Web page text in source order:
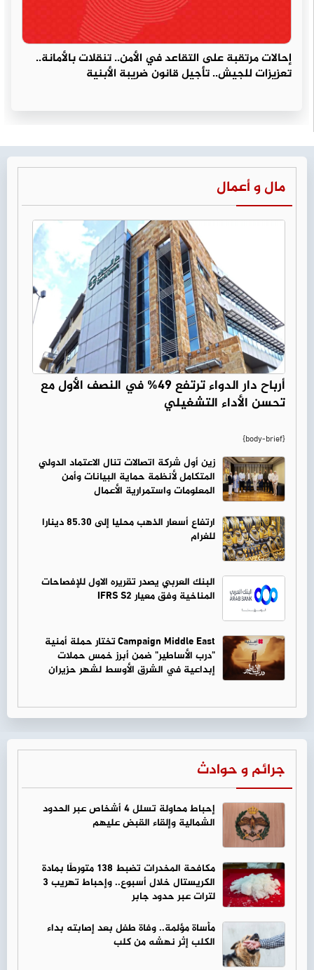
إحالات مرتقبة على التقاعد في الأمن.. تنقلات بالأمانة..
تعزيزات للجيش.. تأجيل قانون ضريبة الأبنية
مال و أعمال
أرباح دار الدواء ترتفع 49% في النصف الأول مع
تحسن الأداء التشغيلي
{body-brief}
زين أول شركة اتصالات تنال الاعتماد الدولي
المتكامل لأنظمة حماية البيانات وأمن
المعلومات واستمرارية الأعمال
ارتفاع أسعار الذهب محليا إلى 85.30 دينارا
للغرام
البنك العربي يصدر تقريره الاول للإفصاحات
المناخية وفق معيار IFRS S2
Campaign Middle East تختار حملة أمنية
"درب الأساطير" ضمن أبرز خمس حملات
إبداعية في الشرق الأوسط لشهر حزيران
جرائم و حوادث
إحباط محاولة تسلل 4 أشخاص عبر الحدود
الشمالية وإلقاء القبض عليهم
مكافحة المخدرات تضبط 138 متورطًا بمادة
الكريستال خلال أسبوع.. وإحباط تهريب 3
لترات عبر حدود جابر
مأساة مؤلمة.. وفاة طفل بعد إصابته بداء
الكلب إثر نهشه من كلب